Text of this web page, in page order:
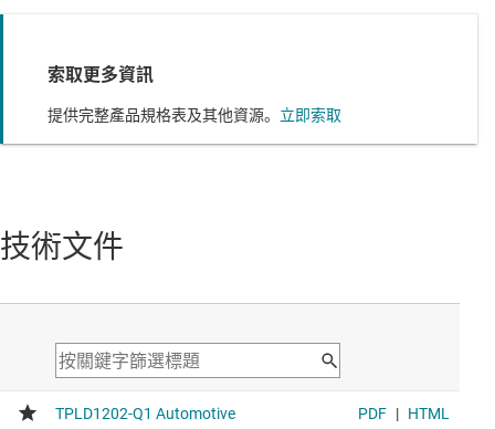
索取更多資訊
提供完整產品規格表及其他資源。 立即索取
技術文件